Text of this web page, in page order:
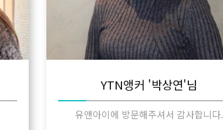
YTN앵커 '박상연'님
유앤아이에 방문해주셔서 감사합니다.